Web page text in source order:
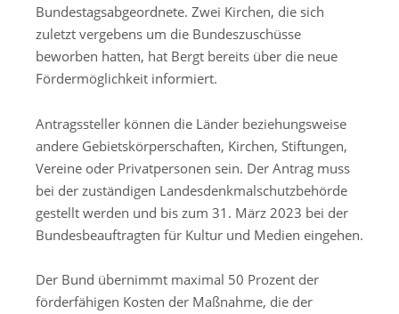
Bundestagsabgeordnete. Zwei Kirchen, die sich
zuletzt vergebens um die Bundeszuschüsse
beworben hatten, hat Bergt bereits über die neue
Fördermöglichkeit informiert.
Antragssteller können die Länder beziehungsweise
andere Gebietskörperschaften, Kirchen, Stiftungen,
Vereine oder Privatpersonen sein. Der Antrag muss
bei der zuständigen Landesdenkmalschutzbehörde
gestellt werden und bis zum 31. März 2023 bei der
Bundesbeauftragten für Kultur und Medien eingehen.
Der Bund übernimmt maximal 50 Prozent der
förderfähigen Kosten der Maßnahme, die der